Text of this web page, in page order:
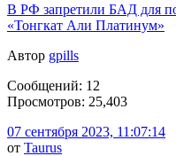
В РФ запретили БАД для
«Тонгкат Али Платинум»
Автор gpills
Сообщений: 12
Просмотров: 25,403
07 сентября 2023, 11:07:14
от Taurus